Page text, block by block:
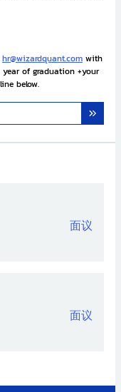
hr@wizardquant.com with
of graduation +your
below.
面议
面议